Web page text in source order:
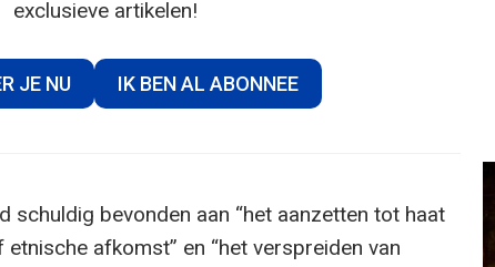
exclusieve artikelen!
JE NU IK BEN AL ABONNEE
schuldig bevonden aan “het aanzetten tot haat
afkomst” en “het verspreiden van